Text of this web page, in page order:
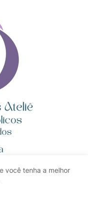
você tenha a melhor